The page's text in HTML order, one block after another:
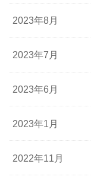
2023年8月
2023年7月
2023年6月
2023年1月
2022年11月